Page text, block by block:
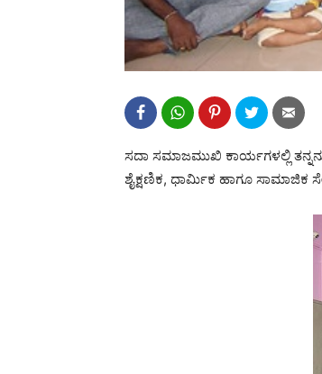
ಸದಾ ಸಮಾಜಮುಖಿ ಕಾರ್ಯಗಳಲ್ಲಿ
ಶೈಕ್ಷಣಿಕ, ಧಾರ್ಮಿಕ ಹಾಗೂ ಸಾಮಾಜಿಕ